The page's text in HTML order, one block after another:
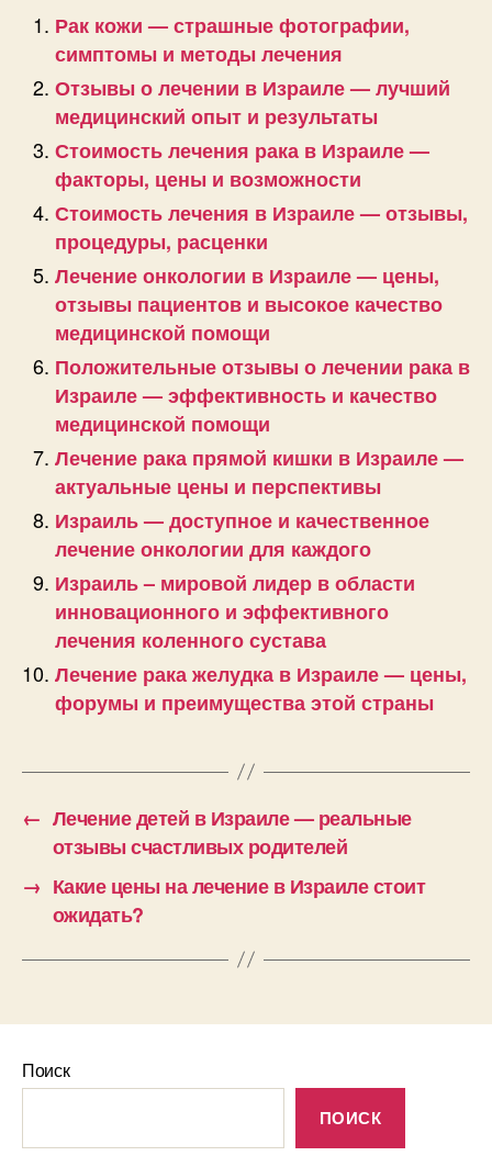
Рак кожи — страшные фотографии,
симптомы и методы лечения
Отзывы о лечении в Израиле — лучший
медицинский опыт и результаты
Стоимость лечения рака в Израиле —
факторы, цены и возможности
Стоимость лечения в Израиле — отзывы,
процедуры, расценки
Лечение онкологии в Израиле — цены,
отзывы пациентов и высокое качество
медицинской помощи
Положительные отзывы о лечении рака в
Израиле — эффективность и качество
медицинской помощи
Лечение рака прямой кишки в Израиле —
актуальные цены и перспективы
Израиль — доступное и качественное
лечение онкологии для каждого
Израиль – мировой лидер в области
инновационного и эффективного
лечения коленного сустава
Лечение рака желудка в Израиле — цены,
форумы и преимущества этой страны
← Лечение детей в Израиле — реальные
отзывы счастливых родителей
→ Какие цены на лечение в Израиле стоит
ожидать?
Поиск
ПОИСК